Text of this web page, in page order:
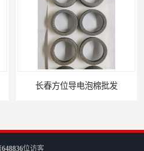
长春方位导电泡棉批发
648836位访客